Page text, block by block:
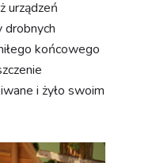
urządzeń
drobnych
końcowego
i żyło swoim